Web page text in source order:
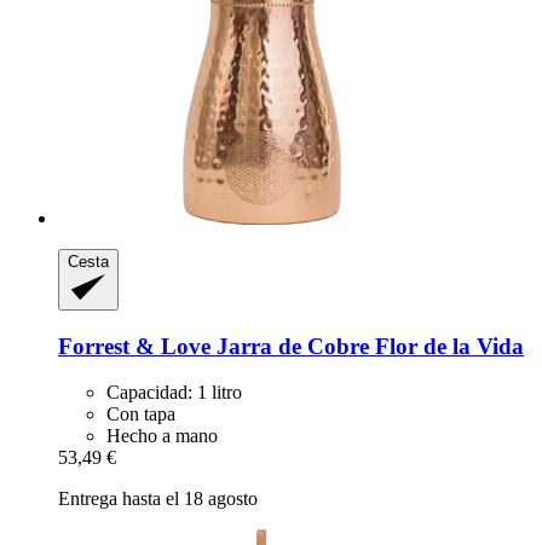
Cesta
Forrest & Love Jarra de Cobre Flor de la Vida
Capacidad: 1 litro
Con tapa
Hecho a mano
53,49 €
Entrega hasta el 18 agosto